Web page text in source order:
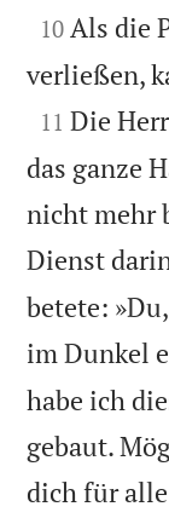

10 Als die
verließen,

11 Die
das ganze
nicht mehr
Dienst
betete:
im Dunkel
habe ich
gebaut.
dich für